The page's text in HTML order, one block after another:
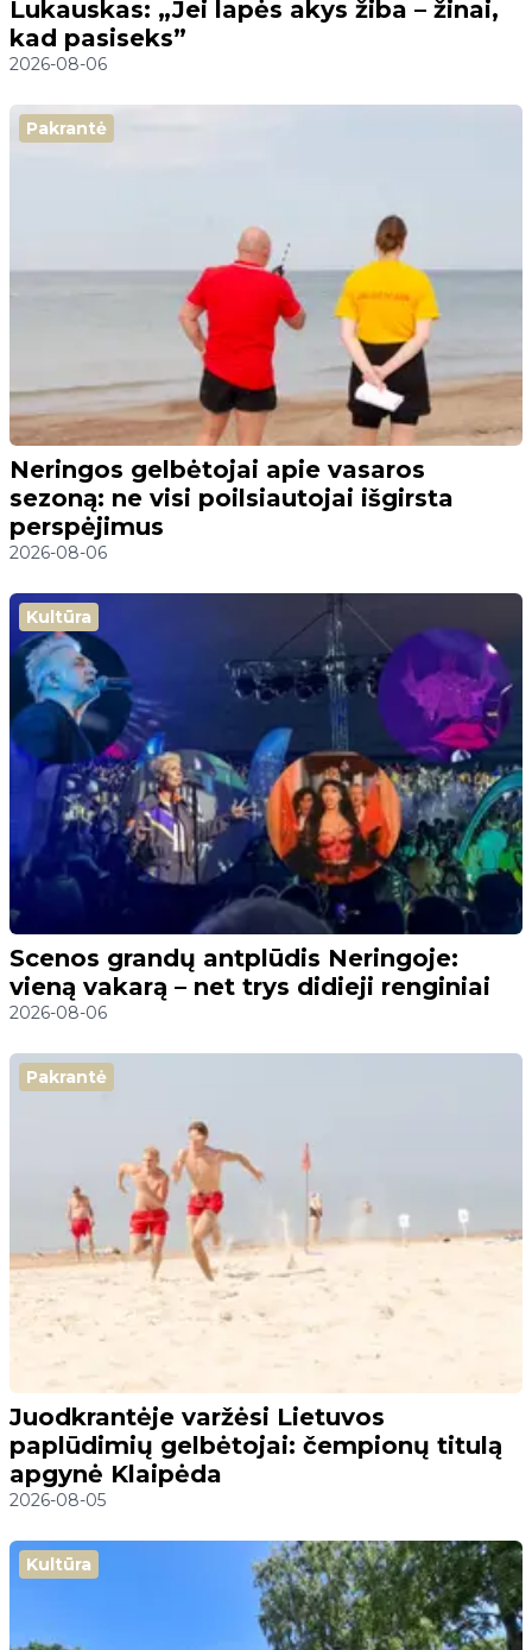
Lukauskas: „Jei lapės akys žiba – žinai,
kad pasiseks”
2026-08-06
Pakrantė
Neringos gelbėtojai apie vasaros
sezoną: ne visi poilsiautojai išgirsta
perspėjimus
2026-08-06
Kultūra
Scenos grandų antplūdis Neringoje:
vieną vakarą – net trys didieji renginiai
2026-08-06
Pakrantė
Juodkrantėje varžėsi Lietuvos
paplūdimių gelbėtojai: čempionų titulą
apgynė Klaipėda
2026-08-05
Kultūra